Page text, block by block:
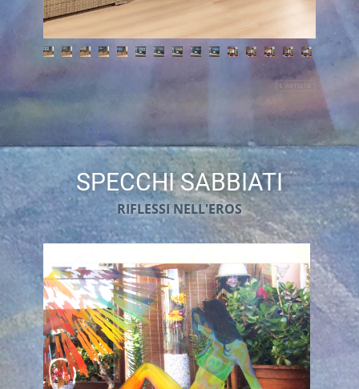
HOME
CONTATTI
SPECCHI SABBIATI
RIFLESSI NELL'EROS